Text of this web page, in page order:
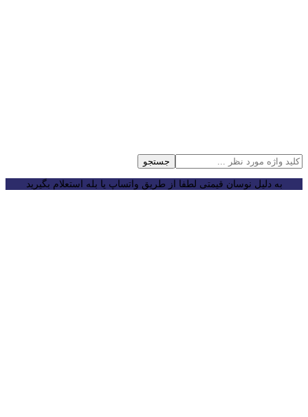
جستجو
به دلیل نوسان قیمتی لطفا از طریق واتساپ یا بله استعلام بگیرید